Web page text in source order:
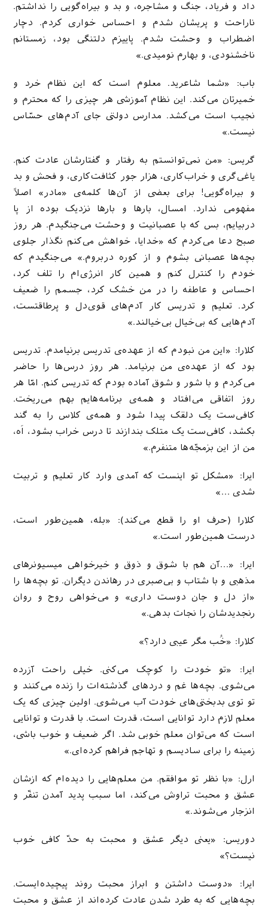
داد و فریاد، جنگ و مشاجره، و بد و بیراه‌گویی را نداشتم.
ناراحت و پریشان شدم و احساس خواری کردم. دچار
اضطراب و وحشت شدم. پاییزم دلتنگی بود، زمستانم
ناخشنودی، و بهارم نومیدی.»
باب: «شما شاعرید. معلوم است که این نظام خرد و
خمیرتان می‌کند. این نظام آموزشی هر چیزی را که محترم و
نجیب است می‌کشد. مدارس دولتی جای آدم‌های حسّاس
نیست.»
گریس: «من نمی‌توانستم به رفتار و گفتارشان عادت کنم.
یاغی‌گری و خراب‌کاری، هزار جور کثافت‌کاری، و فحش و بد
و بیراه‌گویی! برای بعضی از آن‌ها کلمه‌ی «مادر» اصلاً
مفهومی ندارد. امسال، بارها و بارها نزدیک بوده از پا
دربیایم، بس که با عصبانیت و وحشت می‌جنگیدم. هر روز
صبح دعا می‌کردم که «خدایا، خواهش می‌کنم نگذار جلوی
بچه‌ها عصبانی بشوم و از کوره دربروم.» می‌جنگیدم که
خودم را کنترل کنم و همین کار انرژی‌ام را تلف کرد،
احساس و عاطفه را در من خشک کرد، جسمم را ضعیف
کرد. تعلیم و تدریس کار آدم‌های قوی‌دل و پرطاقتست،
آدم‌هایی که بی‌خیال بی‌خیالند.»
کلارا: «این من نبودم که از عهده‌ی تدریس برنیامدم. تدریس
بود که از عهده‌ی من برنیامد. هر روز درس‌ها را حاضر
می‌کردم و با شور و شوق آماده بودم که تدریس کنم. امّا هر
روز اتفاقی می‌افتاد و همه‌ی برنامه‌هایم بهم می‌ریخت.
کافی‌ست یک دلقک پیدا شود و همه‌ی کلاس را به گند
بکشد، کافی‌ست یک متلک بندازند تا درس خراب بشود، اَه،
من از این بزمجّه‌ها متنفرم.»
ایرا: «مشکل تو اینست که آمدی وارد کار تعلیم و تربیت
شدی …»
کلارا (حرف او را قطع می‌کند): «بله، همین‌طور است،
درست همین‌طور است.»
ایرا: «…آن هم با شوق و ذوق و خیرخواهی میسیونرهای
مذهبی و با شتاب و بی‌صبری در رهاندن دیگران. تو بچه‌ها را
«از دل و جان دوست داری» و می‌خواهی روح و روان
رنجدید‌شان را نجات بدهی.»
کلارا: «خُب مگر عیبی دارد؟»
ایرا: «تو خودت را کوچک می‌کنی. خیلی راحت آزرده
می‌شوی. بچه‌ها غم و دردهای گذشته‌ات را زنده می‌کنند و
تو توی بدبختی‌های خودت آب می‌شوی. اولین چیزی که یک
معلم لازم دارد توانایی‌ است، قدرت است. با قدرت و توانایی
است که می‌توان معلم خوبی شد. اگر ضعیف و خوب باشی،
زمینه را برای سادیسم و تهاجم فراهم کرده‌ای.»
ارل: «با نظر تو موافقم. من معلم‌هایی را دیده‌ام که ازشان
عشق و محبت تراوش می‌کند، اما سبب پدید آمدن تنفّر و
انزجار می‌شوند.»
دوریس: «یعنی دیگر عشق و محبت به حدّ کافی خوب
نیست؟»
ایرا: «دوست داشتن و ابراز محبت روند پیچیده‌ایست.
بچه‌هایی که به طرد شدن عادت کرده‌اند از عشق و محبت